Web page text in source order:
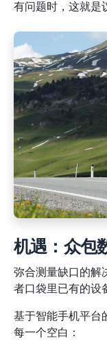
有问题时，这就是
机遇：众包
弥合测量缺口的
者口袋里已有的设
基于智能手机平台
每一个空白：